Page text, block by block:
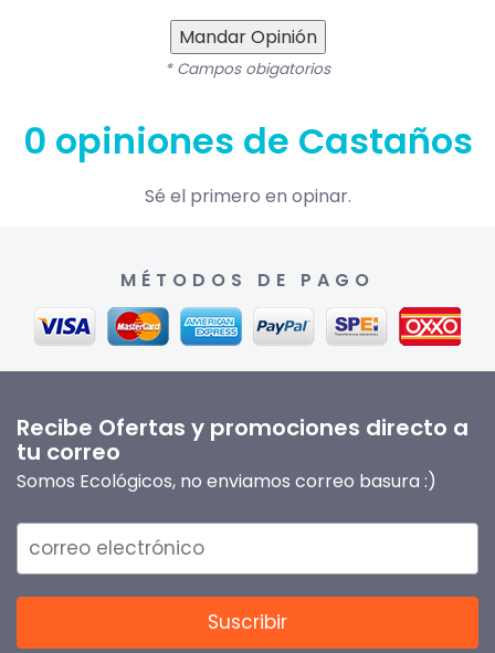
Mandar Opinión
* Campos obigatorios
0 opiniones de Castaños
Sé el primero en opinar.
MÉTODOS DE PAGO
Recibe Ofertas y promociones directo a
tu correo
Somos Ecológicos, no enviamos correo basura :)